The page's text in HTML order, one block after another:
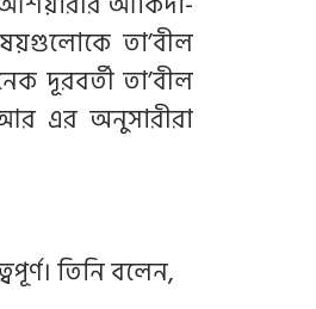
তা’বীল
দূরবর্তী তা’বীল
আর এর অনুসারীরা
তিনি বলেন,